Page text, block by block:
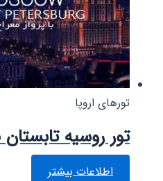
تورهای اروپا
تور روسیه تابستان ۱۴۰۵
اطلاعات بیشتر